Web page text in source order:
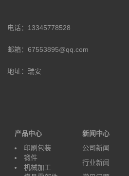
电话：13345778528
邮箱：67553895@qq.com
地址：瑞安
产品中心
印刷包装
锻件
机械加工
新闻中心
公司新闻
行业新闻